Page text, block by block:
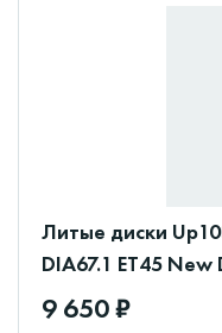
Литые диски
DIA67.1 ET45 New
9 650 ₽